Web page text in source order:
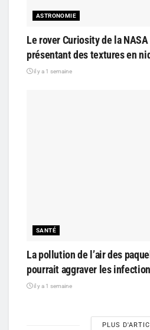
ASTRONOMIE
Le rover Curiosity de la
présentant des textures en
il y a 1 semaine
SANTÉ
La pollution de l’air des
pourrait aggraver les
il y a 1 semaine
PLUS